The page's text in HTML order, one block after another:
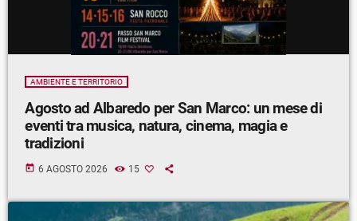
AMBIENTE E TERRITORIO
Agosto ad Albaredo per San Marco: un mese di
eventi tra musica, natura, cinema, magia e
tradizioni
today 6 AGOSTO 2026 15